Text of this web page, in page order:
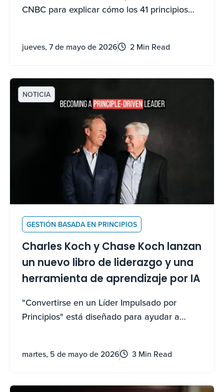
por principios"
CNBC para explicar cómo los 41 principios
cualquiera a liderar, crecer y navegar la
jueves, 7 de mayo de 2026 2 Min Read
NOTICIA
GESTIÓN BASADA EN PRINCIPIOS
Charles Koch y Chase Koch lanzan
un nuevo libro de liderazgo y una
herramienta de aprendizaje por IA
"Convertirse en un Líder Impulsado por
Principios" está diseñado para ayudar a
a otros.
martes, 5 de mayo de 2026 3 Min Read